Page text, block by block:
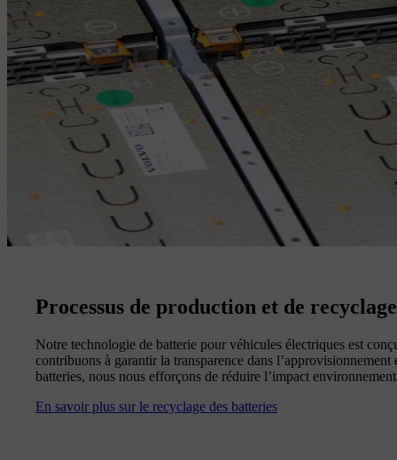
Processus de production et de
Notre technologie de batterie pour véhicules électriques est
contribuons à garantir la transparence dans
batteries, nous nous efforçons de réduire l’impact
En savoir plus sur le recyclage des batteries